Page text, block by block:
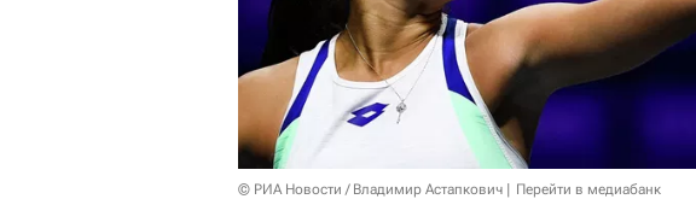
© РИА Новости / Владимир Астапкович Перейти в медиабанк